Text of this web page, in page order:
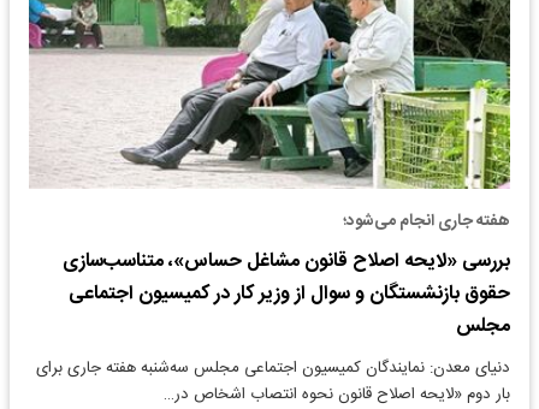
هفته جاری انجام می‌شود؛
بررسی «لایحه اصلاح قانون مشاغل حساس»، متناسب‌سازی
حقوق بازنشستگان و سوال از وزیر کار در کمیسیون اجتماعی
مجلس
دنیای معدن: نمایندگان کمیسیون اجتماعی مجلس ‌سه‌شنبه هفته جاری برای
بار دوم «لایحه اصلاح قانون نحوه انتصاب اشخاص در…